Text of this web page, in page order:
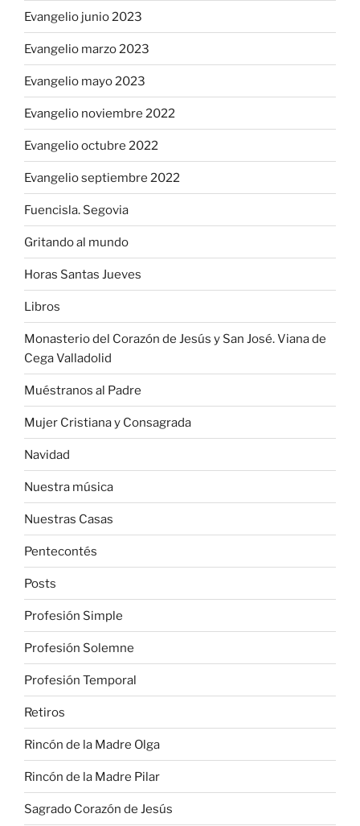
Evangelio junio 2023
Evangelio marzo 2023
Evangelio mayo 2023
Evangelio noviembre 2022
Evangelio octubre 2022
Evangelio septiembre 2022
Fuencisla. Segovia
Gritando al mundo
Horas Santas Jueves
Libros
Monasterio del Corazón de Jesús y San José. Viana de
Cega Valladolid
Muéstranos al Padre
Mujer Cristiana y Consagrada
Navidad
Nuestra música
Nuestras Casas
Pentecontés
Posts
Profesión Simple
Profesión Solemne
Profesión Temporal
Retiros
Rincón de la Madre Olga
Rincón de la Madre Pilar
Sagrado Corazón de Jesús